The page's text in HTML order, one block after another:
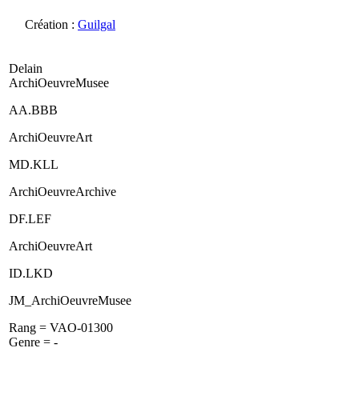
Création : Guilgal
Delain
ArchiOeuvreMusee
AA.BBB
ArchiOeuvreArt
MD.KLL
ArchiOeuvreArchive
DF.LEF
ArchiOeuvreArt
ID.LKD
JM_ArchiOeuvreMusee
Rang = VAO-01300
Genre = -